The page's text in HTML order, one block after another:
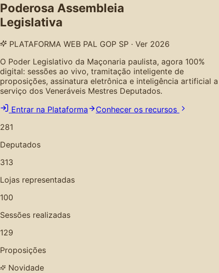
Poderosa Assembleia
Legislativa
PLATAFORMA WEB PAL GOP SP · Ver 2026
O Poder Legislativo da Maçonaria paulista, agora 100%
digital: sessões ao vivo, tramitação inteligente de
proposições, assinatura eletrônica e inteligência artificial a
serviço dos Veneráveis Mestres Deputados.
Entrar na Plataforma
Conhecer os recursos
281
Deputados
313
Lojas representadas
100
Sessões realizadas
129
Proposições
Novidade